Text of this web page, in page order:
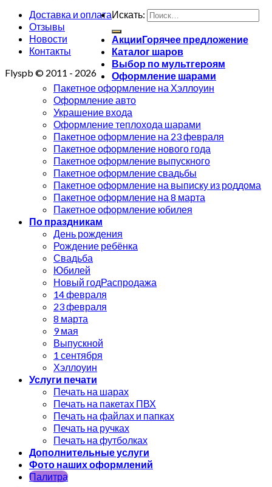
Доставка и оплата
Отзывы
Новости
Контакты
Flyspb © 2011 - 2026
Искать:
Акции
Каталог шаров
Выбор по мультгероям
Оформление шарами
Пакетное оформление на Хэллоуин
Оформление авто
Украшение входа
Оформление теплохода шарами
Пакетное оформление на 23 февраля
Пакетное оформление нового года
Пакетное оформление выпускного
Пакетное оформление свадьбы
Пакетное оформление на выписку из роддома
Пакетное оформление на 8 марта
Пакетное оформление юбилея
По праздникам
День рождения
Рождение ребёнка
Свадьба
Юбилей
Новый год
14 февраля
23 февраля
8 марта
9 мая
Выпускной
1 сентября
Хэллоуин
Услуги печати
Печать на шарах
Печать на пакетах ПВХ
Печать на файлах и папках
Печать на ручках
Печать на футболках
Дополнительные услуги
Фото наших оформлений
Палитра